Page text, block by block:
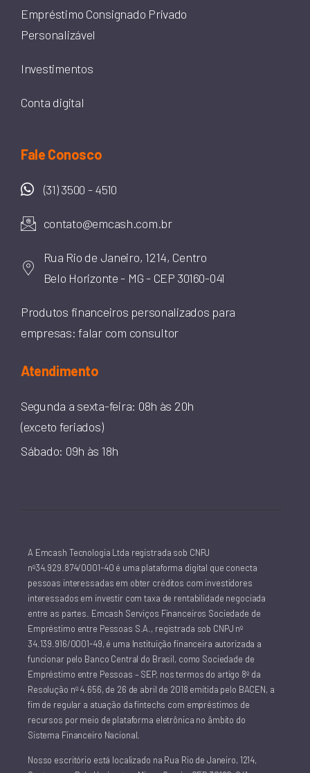
Empréstimo Consignado Privado
Personalizável
Investimentos
Conta digital
Fale Conosco
(31) 3500 - 4510
contato@emcash.com.br
Rua Rio de Janeiro, 1214, Centro
Belo Horizonte - MG - CEP 30160-041
Produtos financeiros personalizados para
empresas: falar com consultor
Atendimento
Segunda a sexta-feira: 08h às 20h
(exceto feriados)
Sábado: 09h às 18h
A Emcash Tecnologia Ltda registrada sob CNPJ
nº34.929.874/0001-40 é uma plataforma digital que conecta
pessoas interessadas em obter créditos com investidores
interessados em investir com taxa de rentabilidade negociada
entre as partes. Emcash Serviços Financeiros Sociedade de
Empréstimo entre Pessoas S.A., registrada sob CNPJ nº
34.139.916/0001-49, é uma Instituição financeira autorizada a
funcionar pelo Banco Central do Brasil, como Sociedade de
Empréstimo entre Pessoas – SEP, nos termos do artigo 8º da
Resolução nº 4.656, de 26 de abril de 2018 emitida pelo BACEN, a
fim de regular a atuação da fintechs com empréstimos de
recursos por meio de plataforma eletrônica no âmbito do
Sistema Financeiro Nacional.
Nosso escritório está localizado na Rua Rio de Janeiro, 1214,